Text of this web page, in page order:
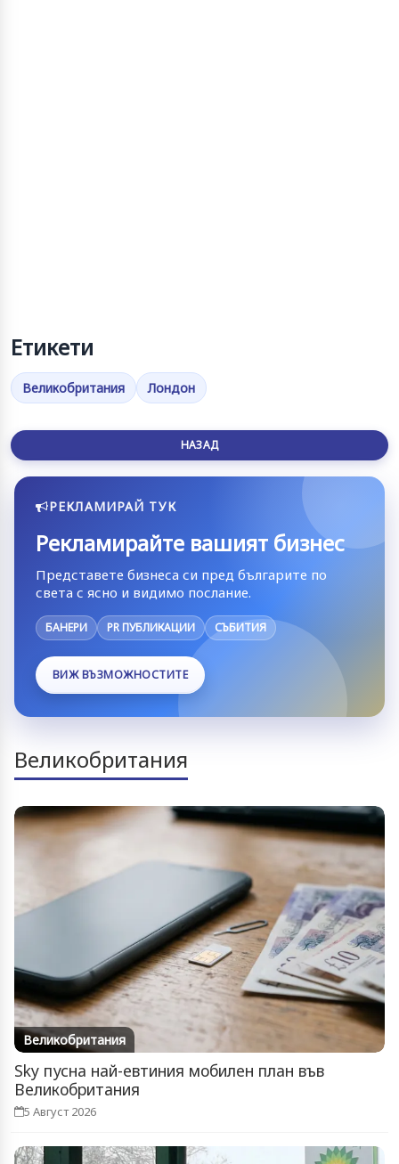
Етикети
Великобритания Лондон
НАЗАД
РЕКЛАМИРАЙ ТУК
Рекламирайте вашият бизнес
Представете бизнеса си пред българите по
света с ясно и видимо послание.
БАНЕРИ PR ПУБЛИКАЦИИ СЪБИТИЯ
ВИЖ ВЪЗМОЖНОСТИТЕ
Великобритания
Великобритания
Sky пусна най-евтиния мобилен план във
Великобритания
5 Август 2026